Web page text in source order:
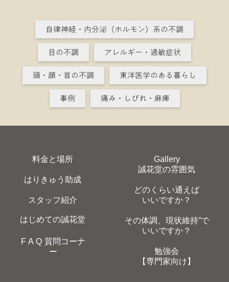
自律神経・内分泌（ホルモン）系の不調
目の不調
アレルギー・過敏症状
頭・顔・首の不調
東洋医学のある暮らし
事例
痛み・しびれ・麻痺
料金と場所
はりきゅう助成
スタッフ紹介
はじめての誠花堂
F A Q 質問コーナ
ー
Gallery
誠花堂の雰囲気
どのくらい通えば
いいですか？
その体調、現状維持”で
いいですか？
勉強会
【専門家向け】